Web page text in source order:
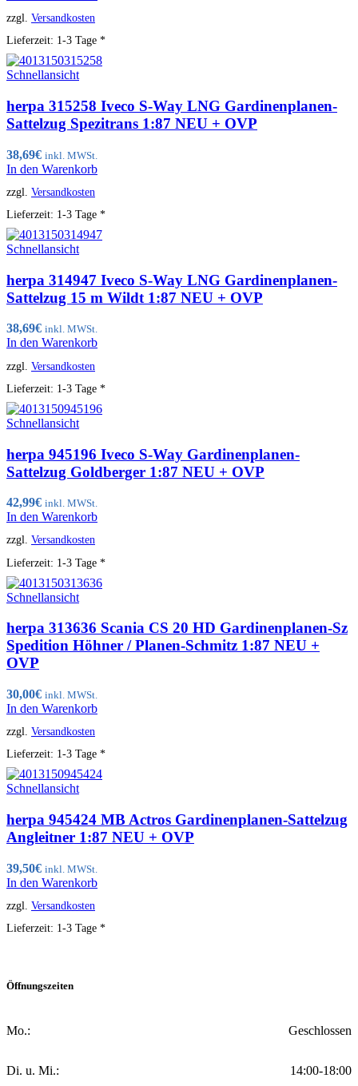
zzgl. Versandkosten
Lieferzeit: 1-3 Tage *
Schnellansicht
herpa 315258 Iveco S-Way LNG Gardinenplanen-
Sattelzug Spezitrans 1:87 NEU + OVP
38,69€ inkl. MWSt.
In den Warenkorb
zzgl. Versandkosten
Lieferzeit: 1-3 Tage *
Schnellansicht
herpa 314947 Iveco S-Way LNG Gardinenplanen-
Sattelzug 15 m Wildt 1:87 NEU + OVP
38,69€ inkl. MWSt.
In den Warenkorb
zzgl. Versandkosten
Lieferzeit: 1-3 Tage *
Schnellansicht
herpa 945196 Iveco S-Way Gardinenplanen-
Sattelzug Goldberger 1:87 NEU + OVP
42,99€ inkl. MWSt.
In den Warenkorb
zzgl. Versandkosten
Lieferzeit: 1-3 Tage *
Schnellansicht
herpa 313636 Scania CS 20 HD Gardinenplanen-Sz
Spedition Höhner / Planen-Schmitz 1:87 NEU +
OVP
30,00€ inkl. MWSt.
In den Warenkorb
zzgl. Versandkosten
Lieferzeit: 1-3 Tage *
Schnellansicht
herpa 945424 MB Actros Gardinenplanen-Sattelzug
Angleitner 1:87 NEU + OVP
39,50€ inkl. MWSt.
In den Warenkorb
zzgl. Versandkosten
Lieferzeit: 1-3 Tage *
Öffnungszeiten
Mo.: Geschlossen
Di. u. Mi.: 14:00-18:00